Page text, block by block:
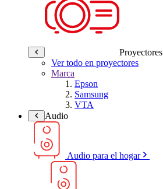
Proyectores
Ver todo en proyectores
Marca
Epson
Samsung
VTA
Audio
Audio para el hogar